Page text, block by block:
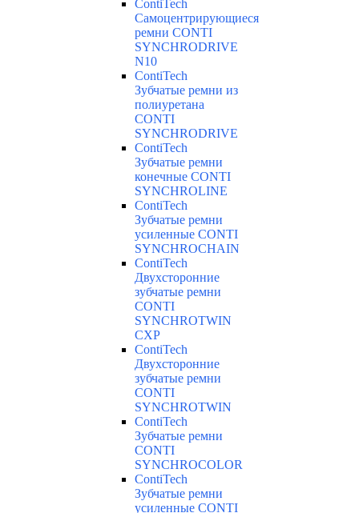
ContiTech
Самоцентрирующиеся
ремни CONTI
SYNCHRODRIVE
N10
ContiTech
Зубчатые ремни из
полиуретана
CONTI
SYNCHRODRIVE
ContiTech
Зубчатые ремни
конечные CONTI
SYNCHROLINE
ContiTech
Зубчатые ремни
усиленные CONTI
SYNCHROCHAIN
ContiTech
Двухсторонние
зубчатые ремни
CONTI
SYNCHROTWIN
CXP
ContiTech
Двухсторонние
зубчатые ремни
CONTI
SYNCHROTWIN
ContiTech
Зубчатые ремни
CONTI
SYNCHROCOLOR
ContiTech
Зубчатые ремни
усиленные CONTI